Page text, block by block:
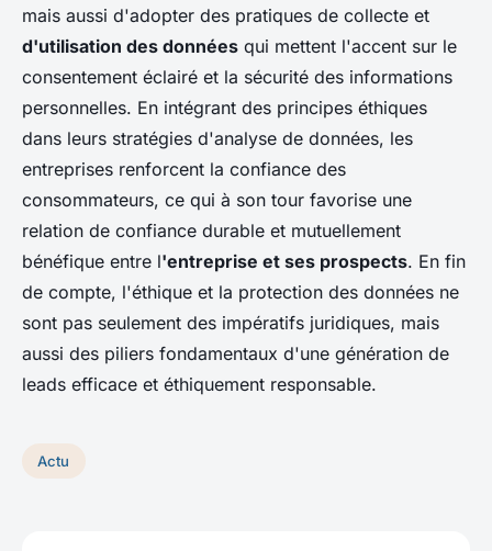
mais aussi d'adopter des pratiques de collecte et
d'utilisation des données qui mettent l'accent sur le
consentement éclairé et la sécurité des informations
personnelles. En intégrant des principes éthiques
dans leurs stratégies d'analyse de données, les
entreprises renforcent la confiance des
consommateurs, ce qui à son tour favorise une
relation de confiance durable et mutuellement
bénéfique entre l'entreprise et ses prospects. En fin
de compte, l'éthique et la protection des données ne
sont pas seulement des impératifs juridiques, mais
aussi des piliers fondamentaux d'une génération de
leads efficace et éthiquement responsable.
Actu